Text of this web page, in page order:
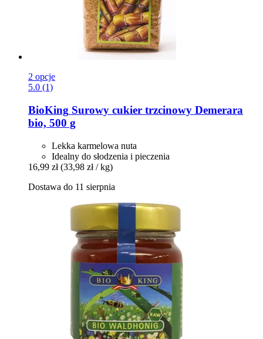
2 opcje
5.0 (1)
BioKing Surowy cukier trzcinowy Demerara
bio, 500 g
Lekka karmelowa nuta
Idealny do słodzenia i pieczenia
16,99 zł (33,98 zł / kg)
Dostawa do 11 sierpnia